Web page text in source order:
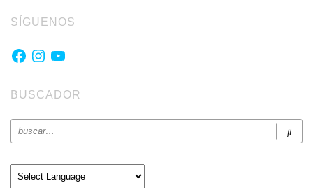
SÍGUENOS
Facebook
Instagram
YouTube
BUSCADOR